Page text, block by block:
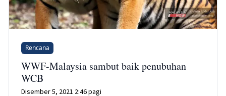
Rencana
WWF-Malaysia sambut baik penubuhan
WCB
Disember 5, 2021 2:46 pagi